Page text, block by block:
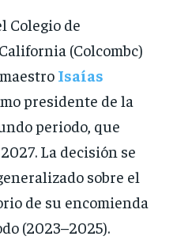
Colegio de
(Colcombc)
Isaías
presidente de la
periodo, que
La decisión se
sobre el
de su encomienda
(2023–2025).